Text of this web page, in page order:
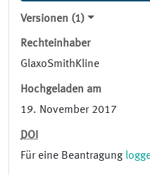
Versionen (1)
Rechteinhaber
GlaxoSmithKline
Hochgeladen am
19. November 2017
DOI
Für eine Beantragung